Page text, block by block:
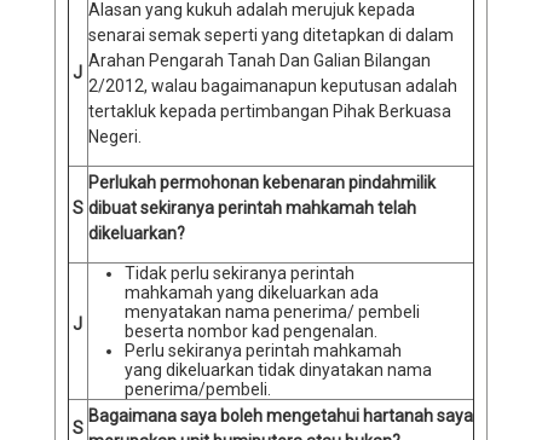
J
Alasan yang kukuh adalah merujuk kepada
senarai semak seperti yang ditetapkan di dalam
Arahan Pengarah Tanah Dan Galian Bilangan
2/2012, walau bagaimanapun keputusan adalah
tertakluk kepada pertimbangan Pihak Berkuasa
Negeri.
S
Perlukah permohonan kebenaran pindahmilik
dibuat sekiranya perintah mahkamah telah
dikeluarkan?
J
Tidak perlu sekiranya perintah
mahkamah yang dikeluarkan ada
menyatakan nama penerima/ pembeli
beserta nombor kad pengenalan.
Perlu sekiranya perintah mahkamah
yang dikeluarkan tidak dinyatakan nama
penerima/pembeli.
S
Bagaimana saya boleh mengetahui hartanah saya